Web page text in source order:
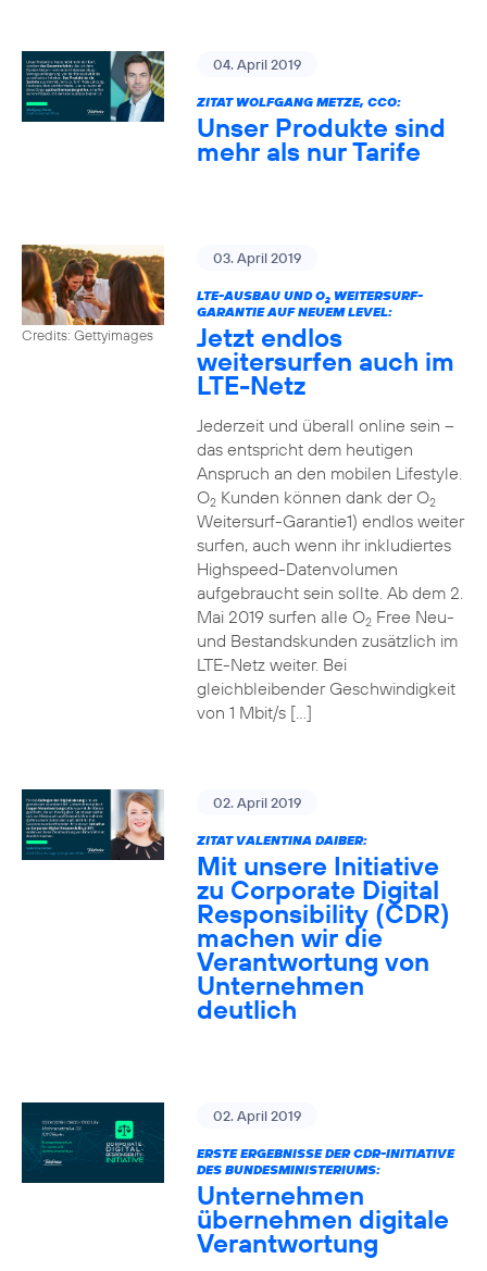
04. April 2019
ZITAT WOLFGANG METZE, CCO:
Unser Produkte sind
mehr als nur Tarife
Credits: Gettyimages
03. April 2019
LTE-AUSBAU UND O2WEITERSURF-
GARANTIE AUF NEUEM LEVEL:
Jetzt endlos
weitersurfen auch im
LTE-Netz
Jederzeit und überall online sein –
das entspricht dem heutigen
Anspruch an den mobilen Lifestyle.
O2Kunden können dank der O2
Weitersurf-Garantie1) endlos weiter
surfen, auch wenn ihr inkludiertes
Highspeed-Datenvolumen
aufgebraucht sein sollte. Ab dem 2.
Mai 2019 surfen alle O2Free Neu-
und Bestandskunden zusätzlich im
LTE-Netz weiter. Bei
gleichbleibender Geschwindigkeit
von 1 Mbit/s […]
02. April 2019
ZITAT VALENTINA DAIBER:
Mit unsere Initiative
zu Corporate Digital
Responsibility (CDR)
machen wir die
Verantwortung von
Unternehmen
deutlich
02. April 2019
ERSTE ERGEBNISSE DER CDR-INITIATIVE
DES BUNDESMINISTERIUMS:
Unternehmen
übernehmen digitale
Verantwortung